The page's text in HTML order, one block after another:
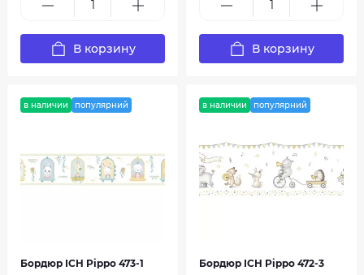
ваш дом еще более привлекательным и
уютным. Наша продукция удовлетворит самые
высокие требования качества и дизайна,
неповторимым.
В корзину В корзину
в наличии популярний
Бордюр ICH Pippo 473-1
в наличии популярний
Бордюр ICH Pippo 472-3